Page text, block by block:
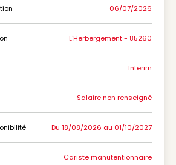
06/07/2026
L'Herbergement - 85260
Interim
Salaire non renseigné
disponibilité
Du 18/08/2026 au 01/10/2027
Cariste manutentionnaire